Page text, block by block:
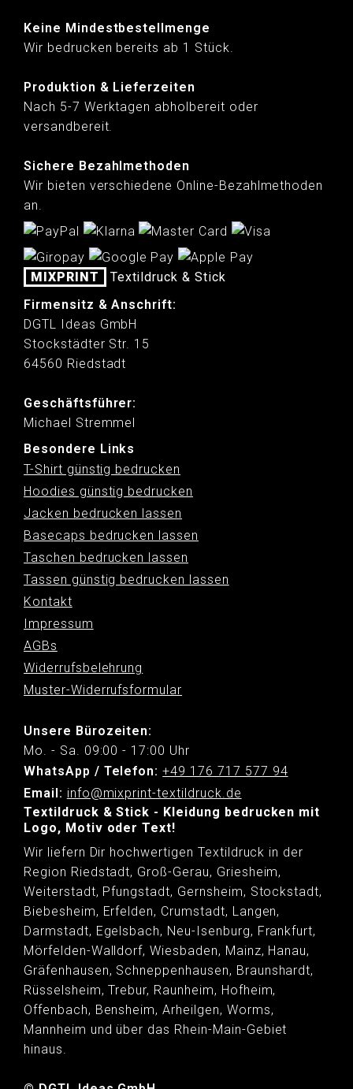
Keine Mindestbestellmenge
Wir bedrucken bereits ab 1 Stück.
Produktion & Lieferzeiten
Nach 5-7 Werktagen abholbereit oder
versandbereit.
Sichere Bezahlmethoden
Wir bieten verschiedene Online-Bezahlmethoden
an.
MIXPRINT
Textildruck & Stick
Firmensitz & Anschrift:
DGTL Ideas GmbH
Stockstädter Str. 15
64560 Riedstadt
Geschäftsführer:
Michael Stremmel
Besondere Links
T-Shirt günstig bedrucken
Hoodies günstig bedrucken
Jacken bedrucken lassen
Basecaps bedrucken lassen
Taschen bedrucken lassen
Tassen günstig bedrucken lassen
Kontakt
Impressum
AGBs
Widerrufsbelehrung
Muster-Widerrufsformular
Unsere Bürozeiten:
Mo. - Sa. 09:00 - 17:00 Uhr
WhatsApp / Telefon: +49 176 717 577 94
Email: info@mixprint-textildruck.de
Textildruck & Stick - Kleidung bedrucken mit
Logo, Motiv oder Text!
Wir liefern Dir hochwertigen Textildruck in der
Region Riedstadt, Groß-Gerau, Griesheim,
Weiterstadt, Pfungstadt, Gernsheim, Stockstadt,
Biebesheim, Erfelden, Crumstadt, Langen,
Darmstadt, Egelsbach, Neu-Isenburg, Frankfurt,
Mörfelden-Walldorf, Wiesbaden, Mainz, Hanau,
Gräfenhausen, Schneppenhausen, Braunshardt,
Rüsselsheim, Trebur, Raunheim, Hofheim,
Offenbach, Bensheim, Arheilgen, Worms,
Mannheim und über das Rhein-Main-Gebiet
hinaus.